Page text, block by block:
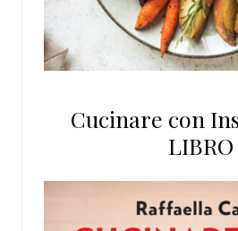
Cucinare con
LIBRO